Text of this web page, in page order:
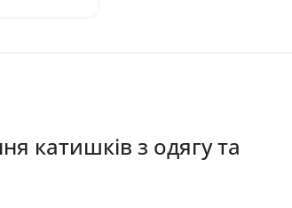
катишків з одягу та